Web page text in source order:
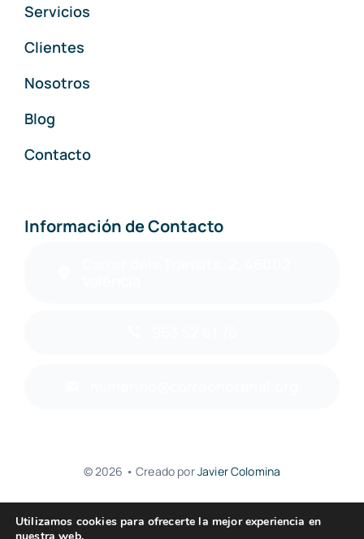
Servicios
Clientes
Nosotros
Blog
Contacto
Información de Contacto
© 2026 • Creado porJavier Colomina
Utilizamos cookies para ofrecerte la mejor experiencia en